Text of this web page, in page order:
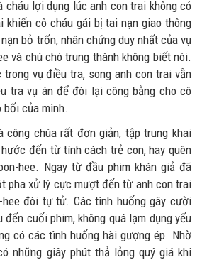
cháu lợi dụng lúc anh con trai không có
khiến cô cháu gái bị tai nạn giao thông
bỏ trốn, nhân chứng duy nhất của vụ
và chú chó trung thành không biết nói.
vụ điều tra, song anh con trai vẫn
tra vụ án để đòi lại công bằng cho cô
bối của mình.
công chúa rất đơn giản, tập trung khai
đến từ tính cách trẻ con, hay quên
hee. Ngay từ đầu phim khán giả đã
pha xử lý cực mượt đến từ anh con trai
hee đòi tự tử. Các tình huống gây cười
cuối phim, không quá lạm dụng yếu
có các tình huống hài gượng ép. Nhờ
những giây phút thả lỏng quý giá khi